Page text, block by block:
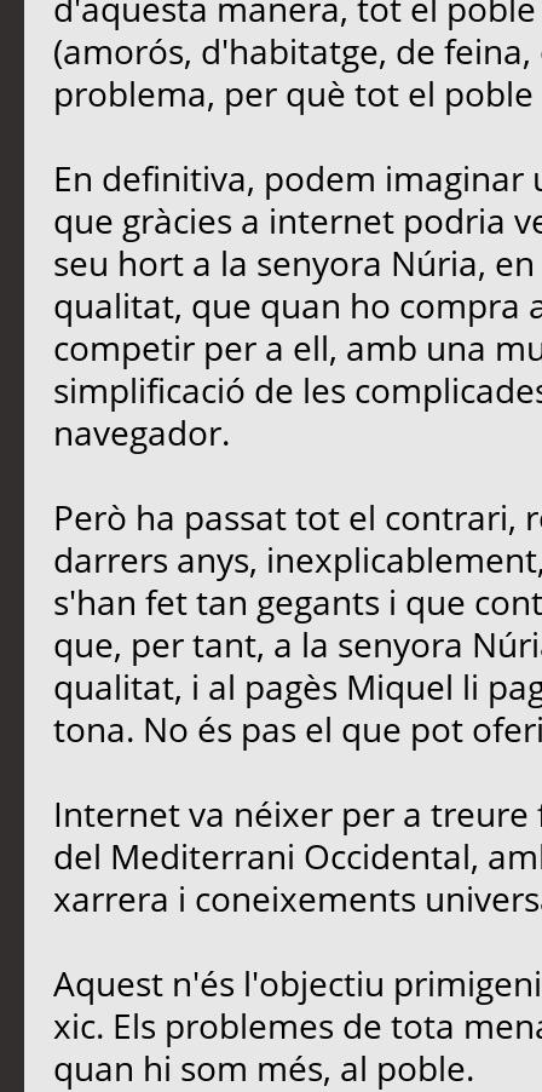
(amorós, d'habitatge, de
problema, per què tot el
En definitiva, podem imaginar
que gràcies a internet podria
seu hort a la senyora Núria,
qualitat, que quan ho compra
competir per a ell, amb una
simplificació de les
navegador.
Però ha passat tot el contrari,
darrers anys,
s'han fet tan gegants i que
que, per tant, a la senyora
qualitat, i al pagès Miquel li
tona. No és pas el que pot
Internet va néixer per a
del Mediterrani Occidental,
xarrera i coneixements
Aquest n'és l'objectiu
xic. Els problemes de tota
quan hi som més, al poble.